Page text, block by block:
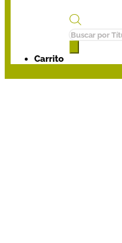
Búsqueda
de
Carrito